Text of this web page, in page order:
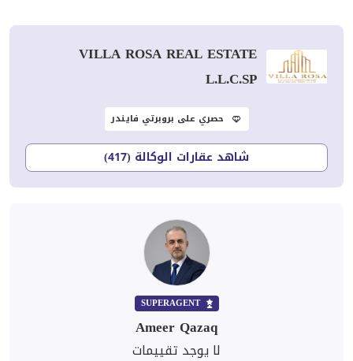
VILLA ROSA REAL ESTATE
L.L.C.SP
حصري على بروبرتي فايندر
شاهد عقارات الوكالة (417)
SUPERAGENT
Ameer Qazaq
لا يوجد تقييمات